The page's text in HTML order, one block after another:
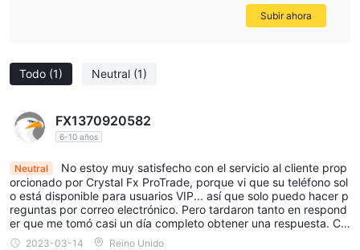
Todo (1) Neutral (1)
FX1370920582
6-10 años
Neutral
No estoy muy satisfecho con el servicio al cliente prop
orcionado por Crystal Fx ProTrade, porque vi que su teléfono sol
o está disponible para usuarios VIP... así que solo puedo hacer p
reguntas por correo electrónico. Pero tardaron tanto en respond
er que me tomó casi un día completo obtener una respuesta. Cr
eo que puede ser la diferencia horaria.
2023-03-14 Reino Unido
Subir ahora